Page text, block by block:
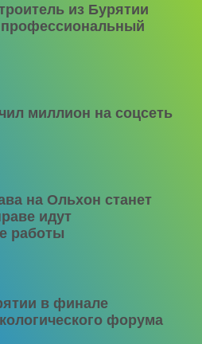
из Бурятии
профессиональный
миллион на соцсеть
на Ольхон станет
идут
работы
в финале
форума